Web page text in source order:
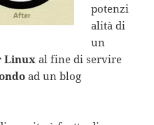
potenzi
alità di
un
Linux al fine di servire
ad un blog